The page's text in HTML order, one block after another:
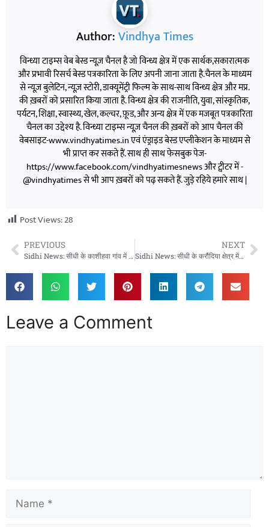
Author:Vindhya Times
विन्ध्या टाइम्स वेब बेस्ड न्यूज़ चैनल है जो विन्ध्य क्षेत्र में एक सार्थक,सकारात्मक
और प्रभावी रिसर्च बेस्ड पत्रकारिता के लिए अपनी जाना जाता है.चैनल के माध्यम
से न्यूज़ बुलेटिन, न्यूज़ स्टोरी, डाक्यूमेंट्री फिल्म के साथ-साथ विन्ध्य क्षेत्र और मप्र.
की ख़बरों को प्रसारित किया जाता है. विन्ध्य क्षेत्र की राजनीति, युवा, सांस्कृतिक,
पर्यटन, शिक्षा, स्वास्थ्य, खेल, कल्चर, फ़ूड, और अन्य क्षेत्र में एक मजबूत पत्रकारिता
चैनल का उद्देश्य है. विन्ध्या टाइम्स न्यूज़ चैनल की ख़बरों को आप चैनल की
वेबसाइट-www.vindhyatimes.in एवं एंड्राइड बेस्ड एप्लीकेशन के माध्यम से
भी प्राप्त कर सकते हैं. साथ ही साथ फेसबुक पेज-
https://www.facebook.com/vindhyatimesnews और ट्वीटर में -
@vindhyatimes से भी आप ख़बरों को पढ़ सकते हैं. जुड़े रहिये हमारे साथ |
Post Views:28
PREVIOUS
Sidhi News: सीधी के काशीहवा गांव में दर्दनाक हादसा, आग में जिंदा जले तीन मासूम बच्चे
NEXT
Sidhi News: सीधी के करौंदिया क्षेत्र में ऑटो डील दुकान में लगी भीषण आग, लाखों का नुकसान
Leave a Comment